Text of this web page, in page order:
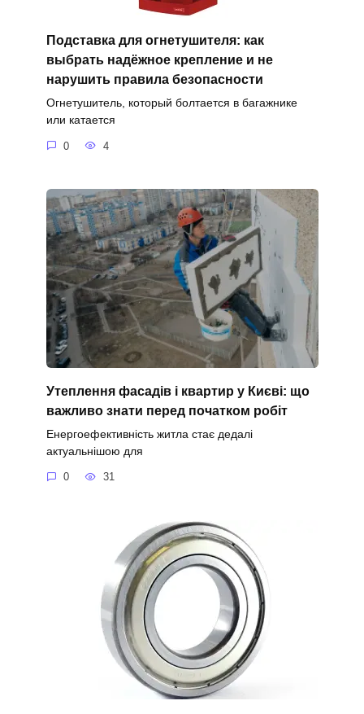
Подставка для огнетушителя: как
выбрать надёжное крепление и не
нарушить правила безопасности
Огнетушитель, который болтается в багажнике
или катается
0 4
Утеплення фасадів і квартир у Києві: що
важливо знати перед початком робіт
Енергоефективність житла стає дедалі
актуальнішою для
0 31